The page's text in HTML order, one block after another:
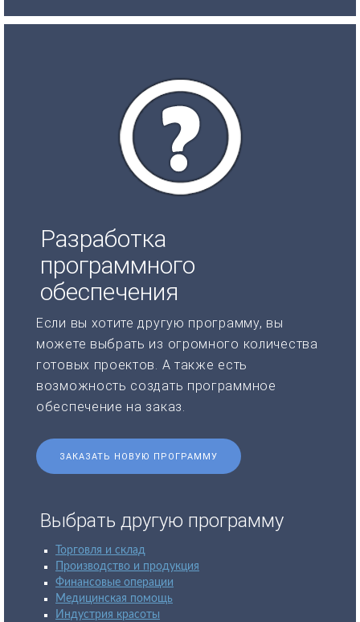
Разработка
программного
обеспечения
Если вы хотите другую программу, вы
можете выбрать из огромного количества
готовых проектов. А также есть
возможность создать программное
обеспечение на заказ.
ЗАКАЗАТЬ НОВУЮ ПРОГРАММУ
Выбрать другую программу
Торговля и склад
Производство и продукция
Финансовые операции
Медицинская помощь
Индустрия красоты